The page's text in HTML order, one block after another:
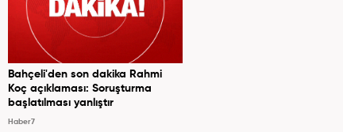
Bahçeli'den son dakika Rahmi
Koç açıklaması: Soruşturma
başlatılması yanlıştır
Haber7